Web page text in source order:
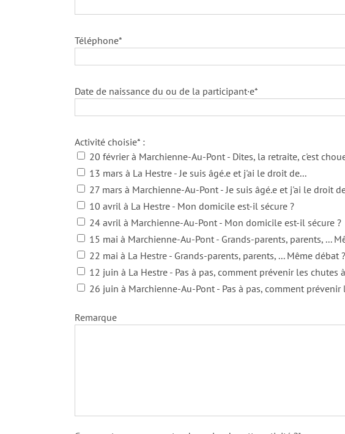
Téléphone*
Date de naissance du ou de la participant·e*
Activité choisie* :
20 février à Marchienne-Au-Pont - Dites, la retraite, c'est
13 mars à La Hestre - Je suis âgé.e et j'ai le droit de...
27 mars à Marchienne-Au-Pont - Je suis âgé.e et j'ai le droit
10 avril à La Hestre - Mon domicile est-il sécure ?
24 avril à Marchienne-Au-Pont - Mon domicile est-il sécure ?
15 mai à Marchienne-Au-Pont - Grands-parents, parents, ...
22 mai à La Hestre - Grands-parents, parents, ... Même débat ?
12 juin à La Hestre - Pas à pas, comment prévenir les chutes
26 juin à Marchienne-Au-Pont - Pas à pas, comment
Remarque